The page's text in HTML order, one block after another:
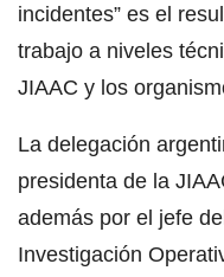
incidentes” es el
trabajo a niveles
JIAAC y los
La delegación
presidenta de la
además por el jefe
Investigación